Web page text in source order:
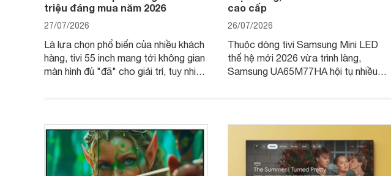
triệu đáng mua năm 2026
27/07/2026
Là lựa chọn phổ biến của nhiều khách
hàng, tivi 55 inch mang tới không gian
màn hình đủ "đã" cho giải trí, tuy nhiên
dùng cho phòng bao nhiêu m2?
cao cấp
26/07/2026
Thuộc dòng tivi Samsung Mini LED
thế hệ mới 2026 vừa trình làng,
Samsung UA65M77HA hội tụ nhiều